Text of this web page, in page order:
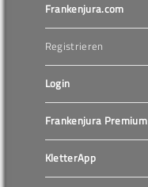
Frankenjura.com
Registrieren
Login
Frankenjura Premium
KletterApp